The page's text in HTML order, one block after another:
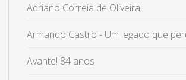
Adriano Correia de Oliveira
Armando Castro - Um legado que
Avante! 84 anos